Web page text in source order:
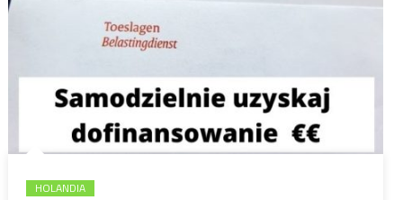
HOLANDIA